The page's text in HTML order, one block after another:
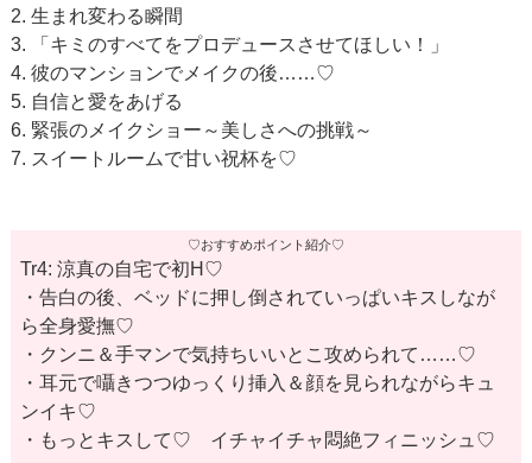
2. 生まれ変わる瞬間
3. 「キミのすべてをプロデュースさせてほしい！」
4. 彼のマンションでメイクの後……♡
5. 自信と愛をあげる
6. 緊張のメイクショー～美しさへの挑戦～
7. スイートルームで甘い祝杯を♡
♡おすすめポイント紹介♡
Tr4: 涼真の自宅で初H♡
・告白の後、ベッドに押し倒されていっぱいキスしなが
ら全身愛撫♡
・クンニ＆手マンで気持ちいいとこ攻められて……♡
・耳元で囁きつつゆっくり挿入＆顔を見られながらキュ
ンイキ♡
・もっとキスして♡ イチャイチャ悶絶フィニッシュ♡